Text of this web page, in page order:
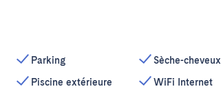
Parking
Piscine extérieure
Sèche-cheveux
WiFi Internet